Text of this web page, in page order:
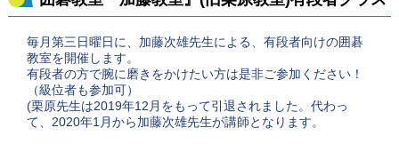
毎月第三日曜日に、加藤次雄先生による、有段者向けの囲碁
教室を開催します。
有段者の方で腕に磨きをかけたい方は是非ご参加ください！
（級位者も参加可）
(栗原先生は2019年12月をもって引退されました。代わっ
て、2020年1月から加藤次雄先生が講師となります。